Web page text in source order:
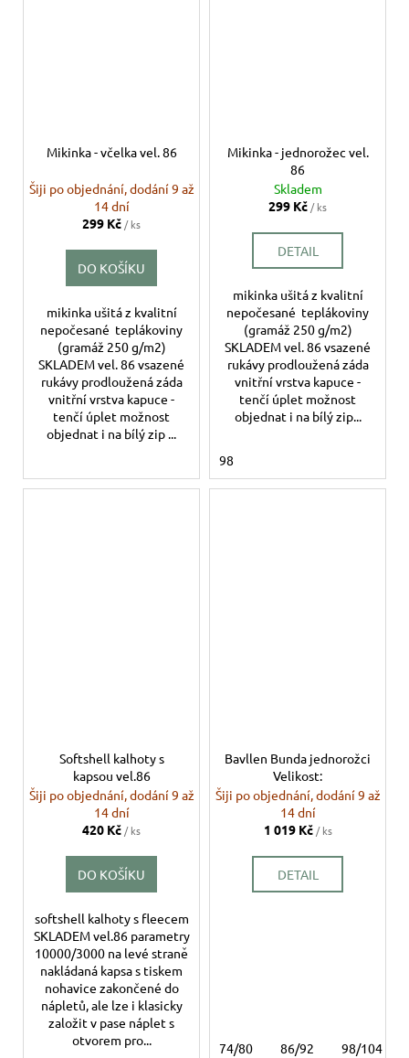
Mikinka - včelka vel. 86
Šiji po objednání, dodání 9 až
14 dní
299 Kč/ ks
DO KOŠÍKU
mikinka ušitá z kvalitní
nepočesané teplákoviny
(gramáž 250 g/m2)
SKLADEM vel. 86 vsazené
rukávy prodloužená záda
vnitřní vrstva kapuce -
tenčí úplet možnost
objednat i na bílý zip ...
Mikinka - jednorožec vel.
86
Skladem
299 Kč/ ks
DETAIL
mikinka ušitá z kvalitní
nepočesané teplákoviny
(gramáž 250 g/m2)
SKLADEM vel. 86 vsazené
rukávy prodloužená záda
vnitřní vrstva kapuce -
tenčí úplet možnost
objednat i na bílý zip...
98
Softshell kalhoty s
kapsou vel.86
Šiji po objednání, dodání 9 až
14 dní
420 Kč/ ks
DO KOŠÍKU
softshell kalhoty s fleecem
SKLADEM vel.86 parametry
10000/3000 na levé straně
nakládaná kapsa s tiskem
nohavice zakončené do
nápletů, ale lze i klasicky
založit v pase náplet s
otvorem pro...
Bavllen Bunda jednorožci
Velikost:
Šiji po objednání, dodání 9 až
14 dní
1 019 Kč/ ks
DETAIL
74/80 86/92 98/104